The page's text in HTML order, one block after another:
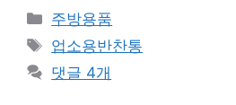
카
테
고
리
주방용품
태
그
업소용반찬통
댓글 4개